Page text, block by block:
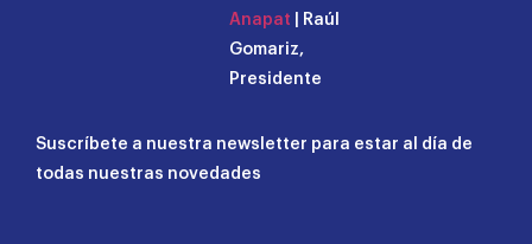
Anapat | Raúl
Gomariz,
Presidente
Suscríbete a nuestra newsletter para estar al día de
todas nuestras novedades